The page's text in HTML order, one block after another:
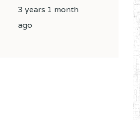
3 years 1 month
ago